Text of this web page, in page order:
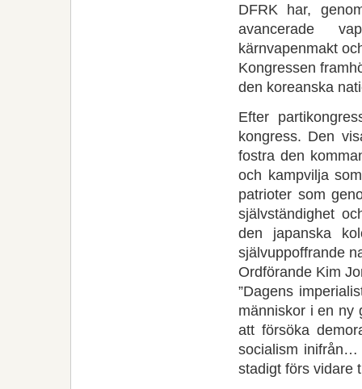
DFRK har,
avancerade
kärnvapenmakt
Kongressen
den koreanska
Efter
kongress. Den
fostra den
och kampvilja
patrioter som
självständighet
den japanska
självuppoffrande
Ordförande Kim
”Dagens
människor i en ny
att försöka
socialism inifrån…
stadigt förs vidare